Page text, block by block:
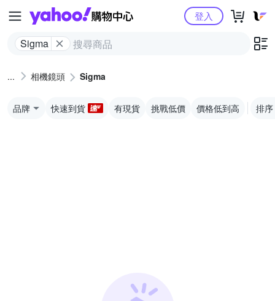
Yahoo購物中心
Sigma
登入
相機鏡頭 Sigma
品牌 快速到貨 有現貨 挑戰低價 價格低到高 排序